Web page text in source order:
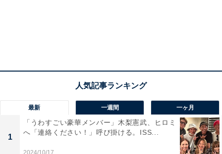
最新 一週間 一ヶ月
1
「うわすごい豪華メンバー」木梨憲武、ヒロミ
へ「連絡ください！」呼び掛ける。ISS...